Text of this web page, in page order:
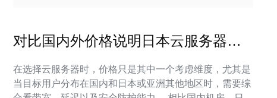
对比国内外价格说明日本云服务器贵
在选择云服务器时，价格只是其中一个考虑维度，尤其是
当目标用户分布在国内和日本或亚洲其他地区时，需要综